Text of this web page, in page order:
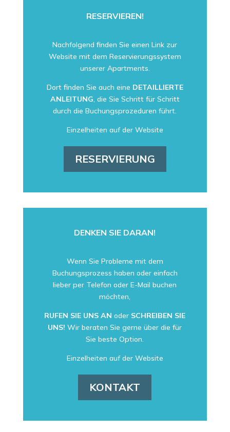
RESERVIEREN!
Nachfolgend finden Sie einen Link zur
Website mit dem Reservierungssystem
unserer Apartments.
Dort finden Sie auch eine DETAILLIERTE
ANLEITUNG, die Sie Schritt für Schritt
durch die Buchungsprozeduren führt.
Einzelheiten auf der Website
RESERVIERUNG
DENKEN SIE DARAN!
Wenn Sie Probleme mit dem
Buchungsprozess haben oder einfach
lieber per Telefon oder E-Mail buchen
möchten,
RUFEN SIE UNS AN oder SCHREIBEN SIE
UNS! Wir beraten Sie gerne über die für
Sie beste Option.
Einzelheiten auf der Website
KONTAKT